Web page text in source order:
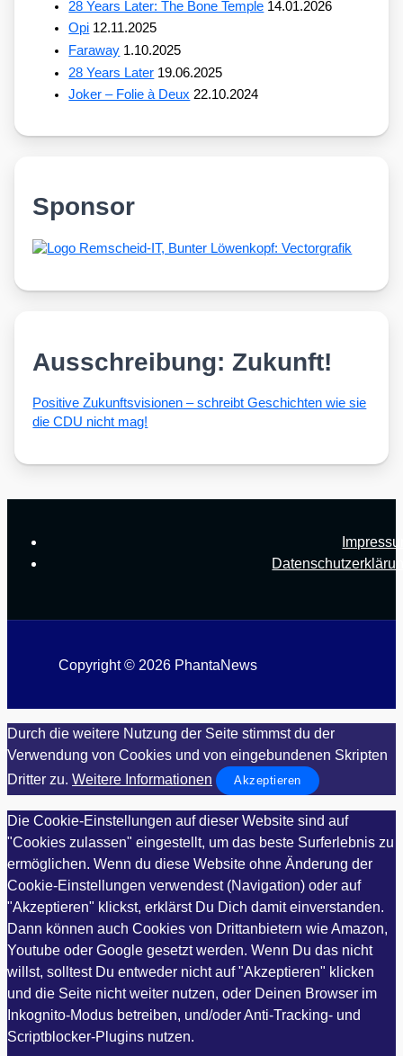
28 Years Later: The Bone Temple 14.01.2026
Opi 12.11.2025
Faraway 1.10.2025
28 Years Later 19.06.2025
Joker – Folie à Deux 22.10.2024
Sponsor
Ausschreibung: Zukunft!
Posi­ti­ve Zukunfts­vi­sio­nen – schreibt Geschich­ten wie sie
die CDU nicht mag!
Copyright © 2026 PhantaNews
Durch die weitere Nutzung der Seite stimmst du der
Verwendung von Cookies und von eingebundenen Skripten
Dritter zu. Weitere Informationen Akzeptieren
Die Cookie-Einstellungen auf dieser Website sind auf
"Cookies zulassen" eingestellt, um das beste Surferlebnis zu
ermöglichen. Wenn du diese Website ohne Änderung der
Cookie-Einstellungen verwendest (Navigation) oder auf
"Akzeptieren" klickst, erklärst Du Dich damit einverstanden.
Dann können auch Cookies von Drittanbietern wie Amazon,
Youtube oder Google gesetzt werden. Wenn Du das nicht
willst, solltest Du entweder nicht auf "Akzeptieren" klicken
und die Seite nicht weiter nutzen, oder Deinen Browser im
Inkognito-Modus betreiben, und/oder Anti-Tracking- und
Scriptblocker-Plugins nutzen.